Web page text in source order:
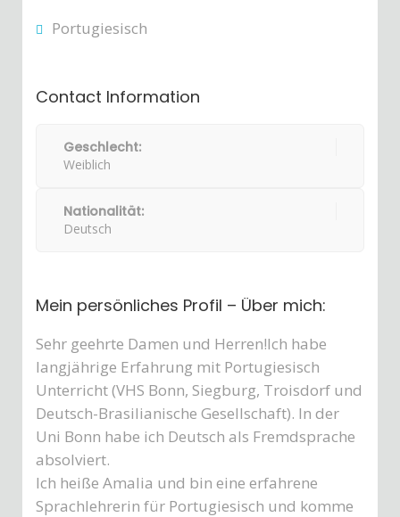
Portugiesisch
Contact Information
Geschlecht:
Weiblich
Nationalität:
Deutsch
Mein persönliches Profil – Über mich:
Sehr geehrte Damen und Herren!Ich habe
langjährige Erfahrung mit Portugiesisch
Unterricht (VHS Bonn, Siegburg, Troisdorf und
Deutsch-Brasilianische Gesellschaft). In der
Uni Bonn habe ich Deutsch als Fremdsprache
absolviert.
Ich heiße Amalia und bin eine erfahrene
Sprachlehrerin für Portugiesisch und komme